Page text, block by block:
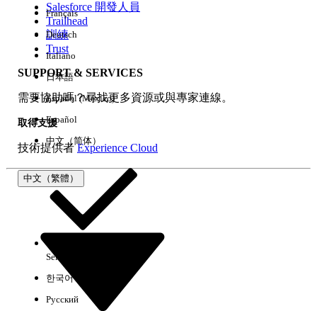
經驗
Salesforce 開發人員
Trailhead
訓練
Trust
SUPPORT & SERVICES
需要協助嗎？尋找更多資源或與專家連線。
取得支援
技術提供者Experience Cloud
中文（繁體）
Français
Deutsch
Italiano
日本語
Español (México)
Español
中文（简体）
Select Org
한국어
Русский